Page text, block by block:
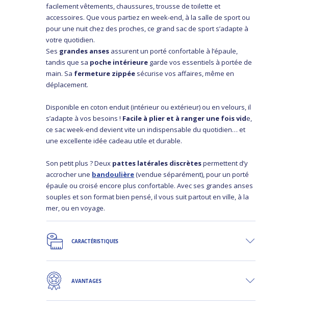
facilement vêtements, chaussures, trousse de toilette et
accessoires. Que vous partiez en week-end, à la salle de sport ou
pour une nuit chez des proches, ce grand sac de sport s’adapte à
votre quotidien.
Ses grandes anses assurent un porté confortable à l’épaule,
tandis que sa poche intérieure garde vos essentiels à portée de
main. Sa fermeture zippée sécurise vos affaires, même en
déplacement.
Disponible en coton enduit (intérieur ou extérieur) ou en velours, il
s’adapte à vos besoins ! Facile à plier et à ranger une fois vide,
ce sac week-end devient vite un indispensable du quotidien… et
une excellente idée cadeau utile et durable.
Son petit plus ? Deux pattes latérales discrètespermettent d’y
accrocher une bandoulière(vendue séparément), pour un porté
épaule ou croisé encore plus confortable. Avec ses grandes anses
souples et son format bien pensé, il vous suit partout en ville, à la
mer, ou en voyage.
CARACTÉRISTIQUES
AVANTAGES